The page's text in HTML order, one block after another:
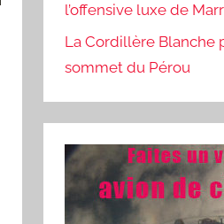
l’offensive luxe de
La Cordillère Blanche
sommet du Pérou